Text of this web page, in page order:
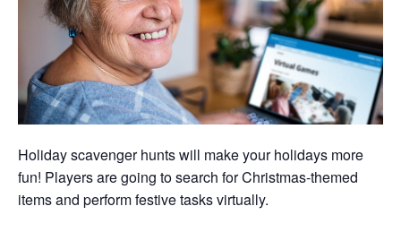
Holiday scavenger hunts will make your holidays more
fun! Players are going to search for Christmas-themed
items and perform festive tasks virtually.